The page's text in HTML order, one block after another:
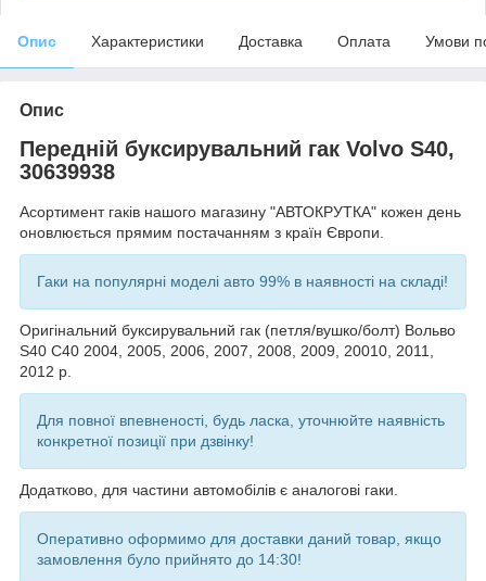
Опис Характеристики Доставка Оплата Умови
Опис
Передній буксирувальний гак Volvo S40,
30639938
Асортимент гаків нашого магазину "АВТОКРУТКА" кожен день
оновлюється прямим постачанням з країн Європи.
Гаки на популярні моделі авто 99% в наявності на складі!
Оригінальний буксирувальний гак (петля/вушко/болт) Вольво
S40 C40 2004, 2005, 2006, 2007, 2008, 2009, 20010, 2011,
2012 р.
Для повної впевненості, будь ласка, уточнюйте наявність
конкретної позиції при дзвінку!
Додатково, для частини автомобілів є аналогові гаки.
Оперативно оформимо для доставки даний товар, якщо
замовлення було прийнято до 14:30!